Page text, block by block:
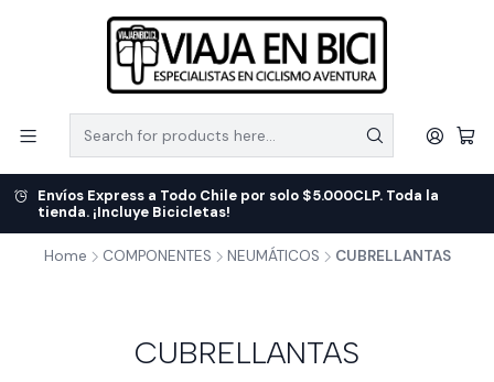
Envíos Express a Todo Chile por solo $5.000CLP. Toda la
tienda. ¡Incluye Bicicletas!
Home COMPONENTES NEUMÁTICOS CUBRELLANTAS
CUBRELLANTAS